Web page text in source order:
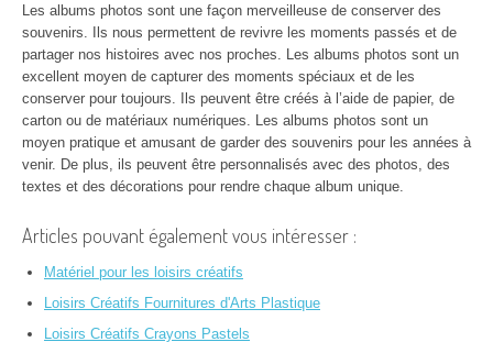
Les albums photos sont une façon merveilleuse de conserver des
souvenirs. Ils nous permettent de revivre les moments passés et de
partager nos histoires avec nos proches. Les albums photos sont un
excellent moyen de capturer des moments spéciaux et de les
conserver pour toujours. Ils peuvent être créés à l’aide de papier, de
carton ou de matériaux numériques. Les albums photos sont un
moyen pratique et amusant de garder des souvenirs pour les années à
venir. De plus, ils peuvent être personnalisés avec des photos, des
textes et des décorations pour rendre chaque album unique.
Articles pouvant également vous intéresser :
Matériel pour les loisirs créatifs
Loisirs Créatifs Fournitures d'Arts Plastique
Loisirs Créatifs Crayons Pastels